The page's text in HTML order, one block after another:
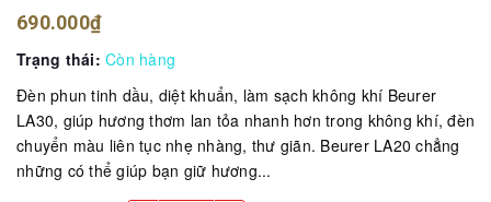
690.000₫
Trạng thái: Còn hàng
Đèn phun tinh dầu, diệt khuẩn, làm sạch không khí Beurer
LA30, giúp hương thơm lan tỏa nhanh hơn trong không khí, đèn
chuyển màu liên tục nhẹ nhàng, thư giãn. Beurer LA20 chẳng
những có thể giúp bạn giữ hương...